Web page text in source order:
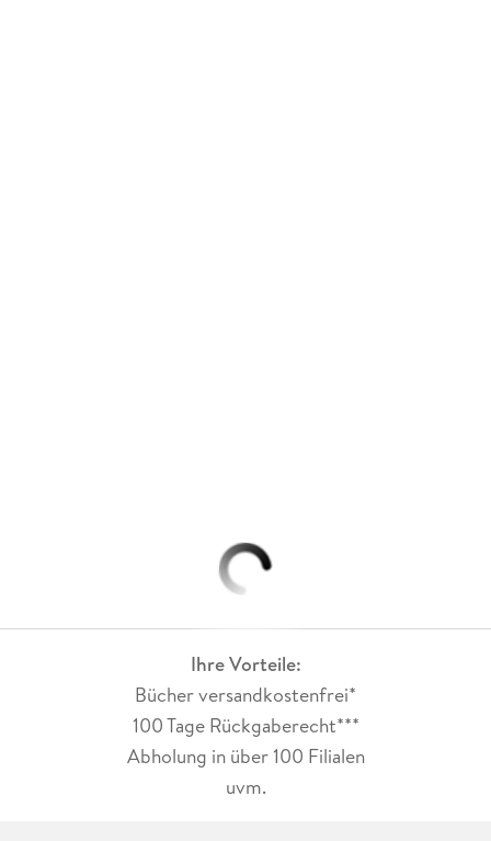
Ihre Vorteile:
Bücher versandkostenfrei*
100 Tage Rückgaberecht***
Abholung in über 100 Filialen
uvm.